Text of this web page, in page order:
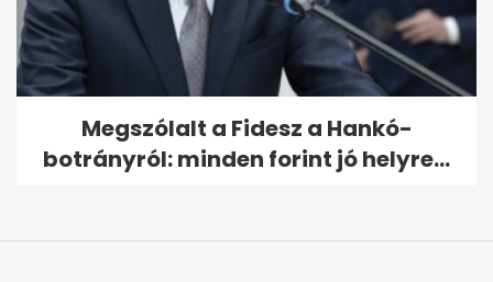
Megszólalt a Fidesz a Hankó-
botrányról: minden forint jó helyre...